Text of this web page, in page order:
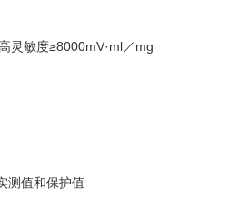
高灵敏度≥8000mV·ml／mg
测值和保护值